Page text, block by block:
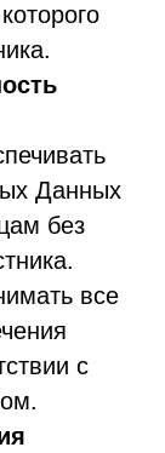
Данных
без
все
с